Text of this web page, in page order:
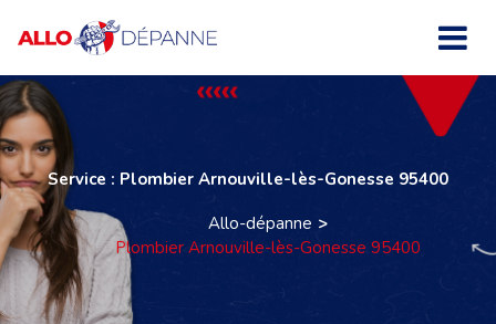
Service : Plombier Arnouville-lès-Gonesse 95400
Allo-dépanne
Plombier Arnouville-lès-Gonesse 95400